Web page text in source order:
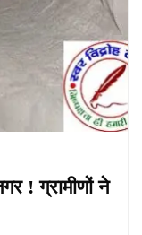
! ग्रामीणों ने